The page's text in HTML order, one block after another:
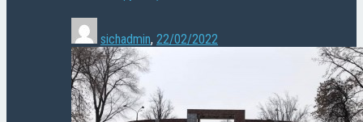
sichadmin, 22/02/2022